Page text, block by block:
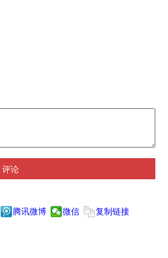
评论
腾讯微博 微信
复制链接